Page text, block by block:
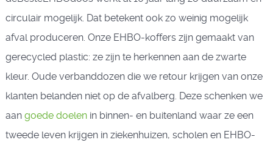
circulair mogelijk. Dat betekent ook zo weinig mogelijk
afval produceren. Onze EHBO-koffers zijn gemaakt van
gerecycled plastic: ze zijn te herkennen aan de zwarte
kleur. Oude verbanddozen die we retour krijgen van onze
klanten belanden niet op de afvalberg. Deze schenken we
aan goede doelenin binnen- en buitenland waar ze een
tweede leven krijgen in ziekenhuizen, scholen en EHBO-